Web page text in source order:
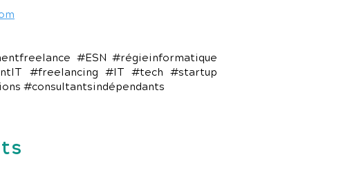
#ESN #régieinformatique
#freelancing #IT #tech #startup
#consultantsindépendants